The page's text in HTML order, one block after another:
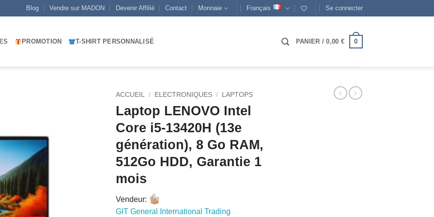
Blog Vendre sur MADON Devenir Affilié Contact Monnaie Français Se connecter
PROMOTION T-SHIRT PERSONNALISÉ PANIER /0,00 € 0
ACCUEIL / ELECTRONIQUES / LAPTOPS
Laptop LENOVO Intel
Core i5-13420H (13e
génération), 8 Go RAM,
512Go HDD, Garantie 1
mois
Vendeur:
GIT General International Trading